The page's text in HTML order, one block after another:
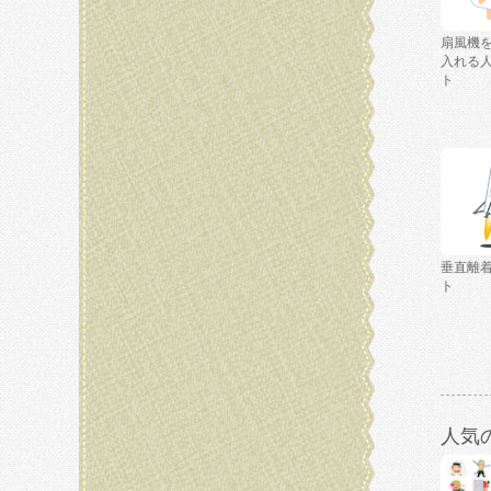
扇風機
入れる
ト
垂直離
ト
人気